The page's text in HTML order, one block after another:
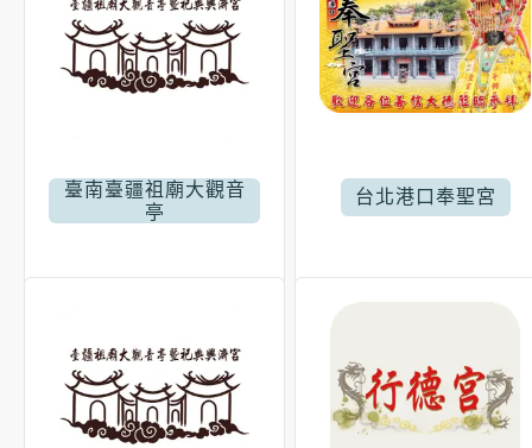
臺南臺疆祖廟大觀音
亭
台北港口奉聖宮